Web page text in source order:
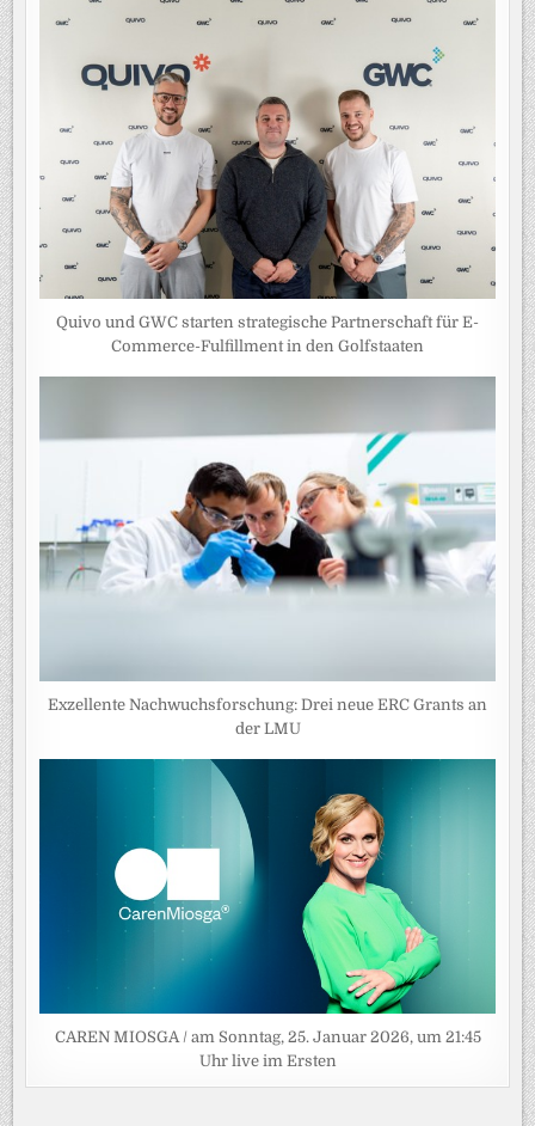
Quivo und GWC starten strategische Partnerschaft für E-
Commerce-Fulfillment in den Golfstaaten
Exzellente Nachwuchsforschung: Drei neue ERC Grants an
der LMU
CAREN MIOSGA / am Sonntag, 25. Januar 2026, um 21:45
Uhr live im Ersten